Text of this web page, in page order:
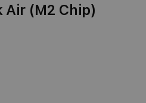
Air (M2 Chip)